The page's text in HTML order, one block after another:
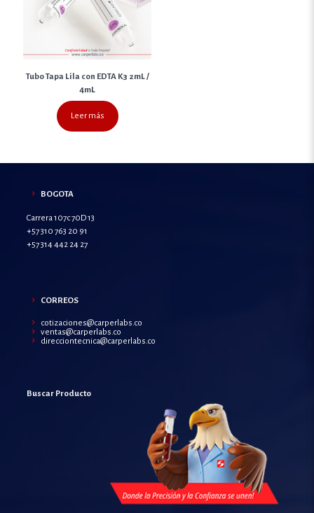
Tubo Tapa Lila con EDTA K3 2mL /
4mL
Leer más
BOGOTA
Carrera 107c 70D 13
+57 310 763 20 91
+57 314 442 24 27
CORREOS
cotizaciones@carperlabs.co
ventas@carperlabs.co
direcciontecnica@carperlabs.co
Buscar Producto